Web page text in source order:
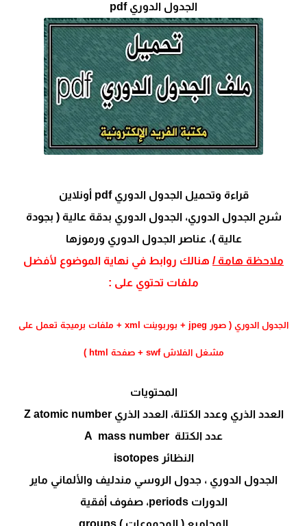
الجدول الدوري pdf
قراءة وتحميل الجدول الدوري pdf أونلاين
شرح الجدول الدوري، الجدول الدوري بدقة عالية ( بجودة
عالية )، عناصر الجدول الدوري ورموزها
ملاحظة هامة / هنالك روابط في نهاية الموضوع لأفضل
ملفات تحتوي على :
الجدول الدوري ( صور jpeg + بوربوينت xml + ملفات برميجة تعمل على
مشغل الفلاش swf + صفحة html )
المحتويات
العدد الذري وعدد الكتلة، العدد الذريZ atomic number
عدد الكتلة A mass number
النظائرisotopes
الجدول الدوري ، جدول الروسي مندليف والألماني ماير
الدوراتperiods، صفوف أفقية
المجاميع ( المجموعات ) groups